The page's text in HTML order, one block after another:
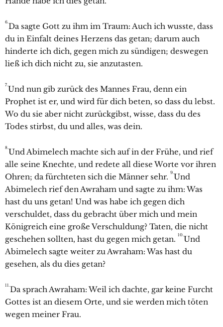
6.Da sagte Gott zu ihm im Traum: Auch ich wusste, dass
du in Einfalt deines Herzens das getan; darum auch
hinderte ich dich, gegen mich zu sündigen; deswegen
ließ ich dich nicht zu, sie anzutasten.
7.Und nun gib zurück des Mannes Frau, denn ein
Prophet ist er, und wird für dich beten, so dass du lebst.
Wo du sie aber nicht zurückgibst, wisse, dass du des
Todes stirbst, du und alles, was dein.
8.Und Abimelech machte sich auf in der Frühe, und rief
alle seine Knechte, und redete all diese Worte vor ihren
Ohren; da fürchteten sich die Männer sehr. 9.Und
Abimelech rief den Awraham und sagte zu ihm: Was
hast du uns getan! Und was habe ich gegen dich
verschuldet, dass du gebracht über mich und mein
Königreich eine große Verschuldung? Taten, die nicht
geschehen sollten, hast du gegen mich getan. 10.Und
Abimelech sagte weiter zu Awraham: Was hast du
gesehen, als du dies getan?
11.Da sprach Awraham: Weil ich dachte, gar keine Furcht
Gottes ist an diesem Orte, und sie werden mich töten
wegen meiner Frau.